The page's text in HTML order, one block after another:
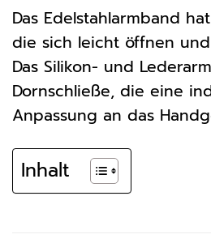
Das Edelstahlarmband
die sich leicht öffnen
Das Silikon- und
Dornschließe, die eine
Anpassung an das
Inhalt